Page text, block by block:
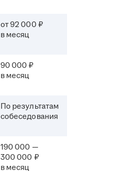
от 92 000 ₽
в месяц
90 000 ₽
в месяц
По результатам
собеседования
190 000 —
300 000 ₽
в месяц